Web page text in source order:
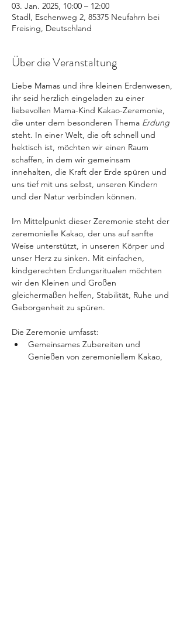
03. Jan. 2025, 10:00 – 12:00
Stadl, Eschenweg 2, 85375 Neufahrn bei
Freising, Deutschland
Über die Veranstaltung
Liebe Mamas und ihre kleinen Erdenwesen,
ihr seid herzlich eingeladen zu einer
liebevollen Mama-Kind Kakao-Zeremonie,
die unter dem besonderen Thema Erdung
steht. In einer Welt, die oft schnell und
hektisch ist, möchten wir einen Raum
schaffen, in dem wir gemeinsam
innehalten, die Kraft der Erde spüren und
uns tief mit uns selbst, unseren Kindern
und der Natur verbinden können.
Im Mittelpunkt dieser Zeremonie steht der
zeremonielle Kakao, der uns auf sanfte
Weise unterstützt, in unseren Körper und
unser Herz zu sinken. Mit einfachen,
kindgerechten Erdungsritualen möchten
wir den Kleinen und Großen
gleichermaßen helfen, Stabilität, Ruhe und
Geborgenheit zu spüren.
Die Zeremonie umfasst:
Gemeinsames Zubereiten und
Genießen von zeremoniellem Kakao,